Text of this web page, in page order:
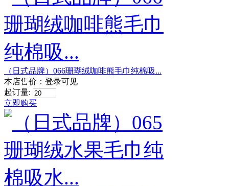
（日式品牌）066珊瑚绒咖啡熊毛巾纯棉吸...
本店售价： 登录可见
起订量:
立即购买